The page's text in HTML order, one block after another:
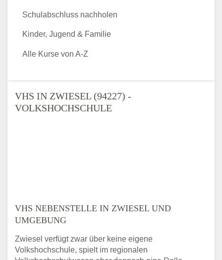
VHS IN ZWIESEL (94227) -
VOLKSHOCHSCHULE
VHS NEBENSTELLE IN ZWIESEL UND
UMGEBUNG
Zwiesel verfügt zwar über keine eigene
Volkshochschule, spielt im regionalen
Schulabschluss nachholen
Kinder, Jugend & Familie
Alle Kurse von A-Z